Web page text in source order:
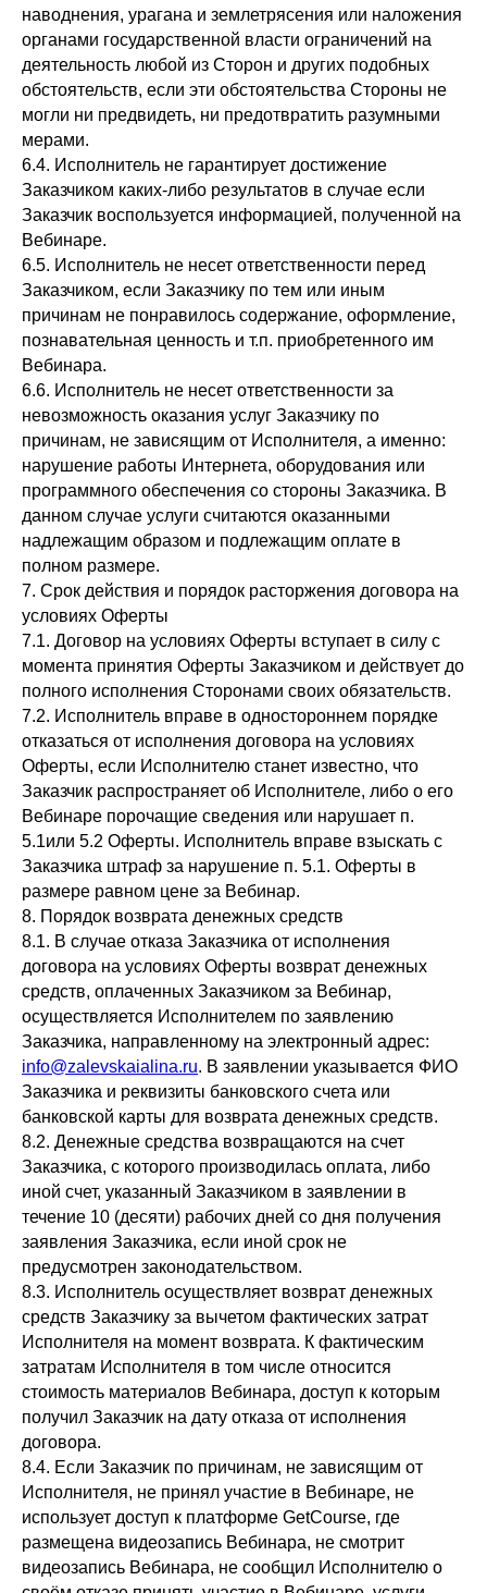
наводнения, урагана и землетрясения или наложения
органами государственной власти ограничений на
деятельность любой из Сторон и других подобных
обстоятельств, если эти обстоятельства Стороны не
могли ни предвидеть, ни предотвратить разумными
мерами.
6.4. Исполнитель не гарантирует достижение
Заказчиком каких-либо результатов в случае если
Заказчик воспользуется информацией, полученной на
Вебинаре.
6.5. Исполнитель не несет ответственности перед
Заказчиком, если Заказчику по тем или иным
причинам не понравилось содержание, оформление,
познавательная ценность и т.п. приобретенного им
Вебинара.
6.6. Исполнитель не несет ответственности за
невозможность оказания услуг Заказчику по
причинам, не зависящим от Исполнителя, а именно:
нарушение работы Интернета, оборудования или
программного обеспечения со стороны Заказчика. В
данном случае услуги считаются оказанными
надлежащим образом и подлежащим оплате в
полном размере.
7. Срок действия и порядок расторжения договора на
условиях Оферты
7.1. Договор на условиях Оферты вступает в силу с
момента принятия Оферты Заказчиком и действует до
полного исполнения Сторонами своих обязательств.
7.2. Исполнитель вправе в одностороннем порядке
отказаться от исполнения договора на условиях
Оферты, если Исполнителю станет известно, что
Заказчик распространяет об Исполнителе, либо о его
Вебинаре порочащие сведения или нарушает п.
5.1или 5.2 Оферты. Исполнитель вправе взыскать с
Заказчика штраф за нарушение п. 5.1. Оферты в
размере равном цене за Вебинар.
8. Порядок возврата денежных средств
8.1. В случае отказа Заказчика от исполнения
договора на условиях Оферты возврат денежных
средств, оплаченных Заказчиком за Вебинар,
осуществляется Исполнителем по заявлению
Заказчика, направленному на электронный адрес:
info@zalevskaialina.ru. В заявлении указывается ФИО
Заказчика и реквизиты банковского счета или
банковской карты для возврата денежных средств.
8.2. Денежные средства возвращаются на счет
Заказчика, с которого производилась оплата, либо
иной счет, указанный Заказчиком в заявлении в
течение 10 (десяти) рабочих дней со дня получения
заявления Заказчика, если иной срок не
предусмотрен законодательством.
8.3. Исполнитель осуществляет возврат денежных
средств Заказчику за вычетом фактических затрат
Исполнителя на момент возврата. К фактическим
затратам Исполнителя в том числе относится
стоимость материалов Вебинара, доступ к которым
получил Заказчик на дату отказа от исполнения
договора.
8.4. Если Заказчик по причинам, не зависящим от
Исполнителя, не принял участие в Вебинаре, не
использует доступ к платформе GetCourse, где
размещена видеозапись Вебинара, не смотрит
видеозапись Вебинара, не сообщил Исполнителю о